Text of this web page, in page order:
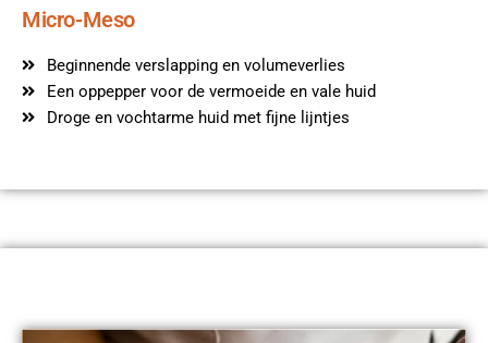
Micro-Meso
Beginnende verslapping en volumeverlies
Een oppepper voor de vermoeide en vale huid
Droge en vochtarme huid met fijne lijntjes